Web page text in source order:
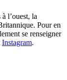
l’ouest, la
Pour en
se renseigner
Instagram.